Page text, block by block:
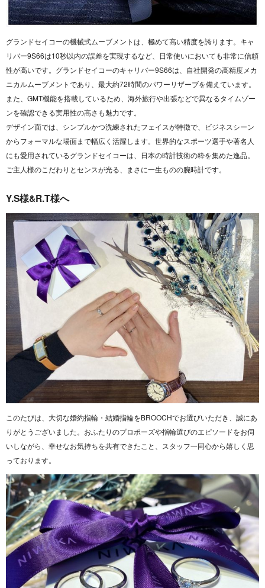
グランドセイコーの機械式ムーブメントは、極めて高い精度を誇ります。キャ
リバー9S66は10秒以内の誤差を実現するなど、日常使いにおいても非常に信頼
性が高いです。 グランドセイコーのキャリバー9S66は、自社開発の高精度メカ
ニカルムーブメントであり、最大約72時間のパワーリザーブを備えています。
また、GMT機能を搭載しているため、海外旅行や出張などで異なるタイムゾー
ンを確認できる実用性の高さも魅力です。
デザイン面では、シンプルかつ洗練されたフェイスが特徴で、ビジネスシーン
からフォーマルな場面まで幅広く活躍します。世界的なスポーツ選手や著名人
にも愛用されているグランドセイコーは、日本の時計技術の粋を集めた逸品。
ご主人様のこだわりとセンスが光る、まさに一生ものの腕時計です。
Y.S様&R.T様へ
このたびは、大切な婚約指輪・結婚指輪をBROOCHでお選びいただき、誠にあ
りがとうございました。おふたりのプロポーズや指輪選びのエピソードをお伺
いしながら、幸せなお気持ちを共有できたこと、スタッフ一同心から嬉しく思
っております。